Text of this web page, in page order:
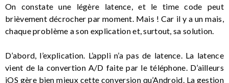
On constate une légère latence, et le time code peut
brièvement décrocher par moment. Mais ! Car il y a un mais,
chaque problème a son explication et, surtout, sa solution.
D’abord, l’explication. L’appli n’a pas de latence. La latence
vient de la convertion A/D faite par le téléphone. D’ailleurs
iOS gère bien mieux cette conversion qu’Android. La gestion